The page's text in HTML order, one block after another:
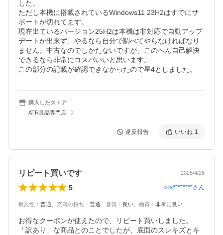
した。
ただし本機に搭載されているWindows11 23H2はすでにサ
ポートが切れてます。
現在出ているバージョン25H2は本機は非対応で自動アップ
デートが出来ず、やるなら自分で調べてやらなければなり
ません。中古なのでしかたないですが、このへん自己解決
できるなら非常にコスパいいと思います。
この部分の記載が確認できなかったので星4としました。
購入したストア
ATR良品専門店
違反報告 いいね 1
リピート買いです 2025/4/26
5 cos********さん
耐久性 ： 普通 充電の持ち ： 普通 音質 ： 良い 画質 ： 非常に良い
お得なクーポンが使えたので、リピート買いしました。
「訳あり」な商品とのことでしたが、底面のスレキズとキ